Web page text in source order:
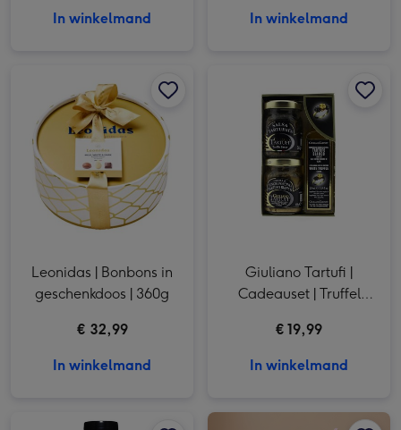
In winkelmand In winkelmand
Leonidas | Bonbons in
geschenkdoos | 360g
€ 32,99
In winkelmand
Giuliano Tartufi |
Cadeauset | Truffel
€ 19,99
In winkelmand
Jack Daniel's | BBQ saus | 473ml afbeelding 2